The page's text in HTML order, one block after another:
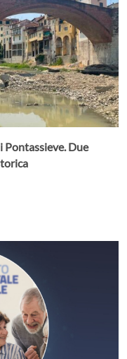
Pontassieve. Due